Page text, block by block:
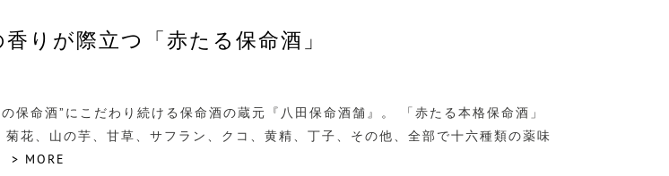
りが際立つ「赤たる保命酒」
保命酒”にこだわり続ける保命酒の蔵元『八田保命酒舗』。 「赤たる本格保命酒」
花、山の芋、甘草、サフラン、クコ、黄精、丁子、その他、全部で十六種類の薬味
> MORE